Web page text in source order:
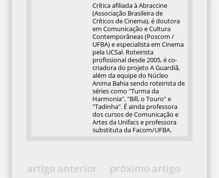
Crítica afiliada à Abraccine
(Associação Brasileira de
Críticos de Cinema), é doutora
em Comunicação e Cultura
Contemporâneas (Poscom /
UFBA) e especialista em Cinema
pela UCSal. Roteirista
profissional desde 2005, é co-
criadora do projeto A Guardiã,
além da equipe do Núcleo
Anima Bahia sendo roteirista de
séries como "Turma da
Harmonia", "Bill, o Touro" e
"Tadinha". É ainda professora
dos cursos de Comunicação e
Artes da Unifacs e professora
substituta da Facom/UFBA.
próximo artigo
artigo anterior